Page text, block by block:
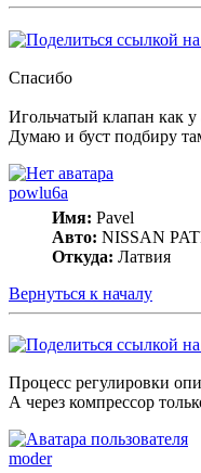
Спасибо
Игольчатый клапан как
Думаю и буст подбиру
powlu6a
Имя: Pavel
Авто: NISSAN
Откуда: Латвия
Вернуться к началу
Процесс регулировки
А через компрессор
moder